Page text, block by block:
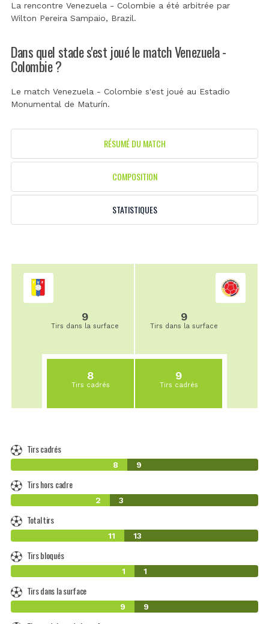
La rencontre Venezuela - Colombie a été arbitrée par
Wilton Pereira Sampaio, Brazil.
Dans quel stade s'est joué le match Venezuela -
Colombie ?
Le match Venezuela - Colombie s'est joué au Estadio
Monumental de Maturín.
RÉSUMÉ DU MATCH
COMPOSITION
STATISTIQUES
9
Tirs dans la surface
8
Tirs cadrés
9
Tirs dans la surface
9
Tirs cadrés
Tirs cadrés
8 9
Tirs hors cadre
2 3
Total tirs
11 13
Tirs bloqués
1 1
Tirs dans la surface
9 9